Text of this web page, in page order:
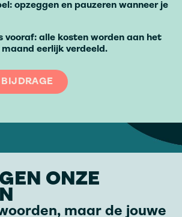
BIJDRAGE
opzeggen en pauzeren wanneer je
vooraf: alle kosten worden aan het
maand eerlijk verdeeld.
ONZE
maar de jouwe